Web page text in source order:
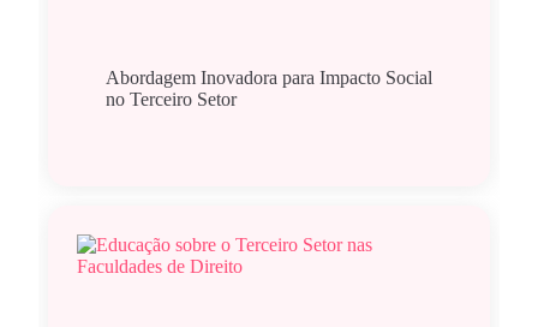
Abordagem Inovadora para Impacto Social
no Terceiro Setor